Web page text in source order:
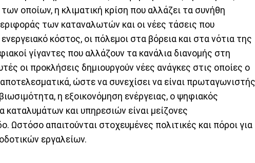
οποίων, η κλιματική κρίση που αλλάζει τα συνήθη
των καταναλωτών και οι νέες τάσεις που
κόστος, οι πόλεμοι στα βόρεια και στα νότια της
γίγαντες που αλλάζουν τα κανάλια διανομής στη
οι προκλήσεις δημιουργούν νέες ανάγκες στις οποίες ο
ώστε να συνεχίσει να είναι πρωταγωνιστής
η εξοικονόμηση ενέργειας, ο ψηφιακός
και υπηρεσιών είναι μείζονες
Ωστόσο απαιτούνται στοχευμένες πολιτικές και πόροι για
εργαλείων.